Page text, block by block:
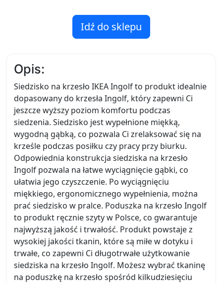
Idź do sklepu
Opis:
Siedzisko na krzesło IKEA Ingolf to produkt idealnie
dopasowany do krzesła Ingolf, który zapewni Ci
jeszcze wyższy poziom komfortu podczas
siedzenia. Siedzisko jest wypełnione miękką,
wygodną gąbką, co pozwala Ci zrelaksować się na
krześle podczas posiłku czy pracy przy biurku.
Odpowiednia konstrukcja siedziska na krzesło
Ingolf pozwala na łatwe wyciągnięcie gąbki, co
ułatwia jego czyszczenie. Po wyciągnięciu
miękkiego, ergonomicznego wypełnienia, można
prać siedzisko w pralce. Poduszka na krzesło Ingolf
to produkt ręcznie szyty w Polsce, co gwarantuje
najwyższą jakość i trwałość. Produkt powstaje z
wysokiej jakości tkanin, które są miłe w dotyku i
trwałe, co zapewni Ci długotrwałe użytkowanie
siedziska na krzesło Ingolf. Możesz wybrać tkaninę
na poduszkę na krzesło spośród kilkudziesięciu